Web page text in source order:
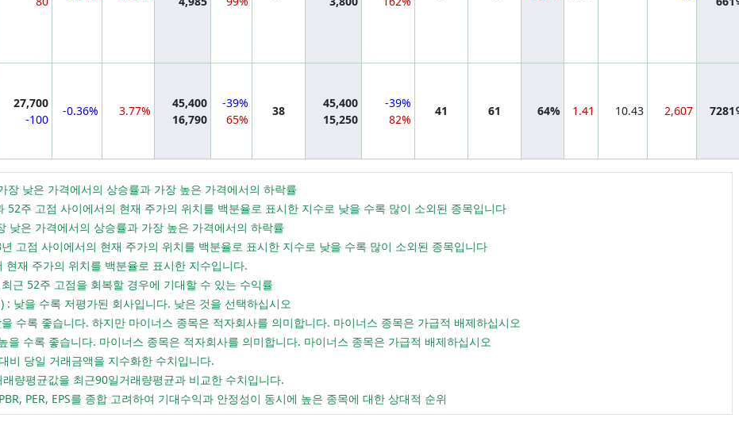
27,700
-100
-0.36% 3.77%
45,400
16,790
-39%
65%
38
45,400
15,250
-39%
82%
41 61 64% 1.41 10.43 2,607 7281
장 낮은 가격에서의 상승률과 가장 높은 가격에서의 하락률
52주 고점 사이에서의 현재 주가의 위치를 백분율로 표시한 지수로 낮을 수록 많이 소외된 종목입니다
낮은 가격에서의 상승률과 가장 높은 가격에서의 하락률
고점 사이에서의 현재 주가의 위치를 백분율로 표시한 지수로 낮을 수록 많이 소외된 종목입니다
재 주가의 위치를 백분율로 표시한 지수입니다.
근 52주 고점을 회복할 경우에 기대할 수 있는 수익률
: 낮을 수록 저평가된 회사입니다. 낮은 것을 선택하십시오
수록 좋습니다. 하지만 마이너스 종목은 적자회사를 의미합니다. 마이너스 종목은 가급적 배제하십시오
을 수록 좋습니다. 마이너스 종목은 적자회사를 의미합니다. 마이너스 종목은 가급적 배제하십시오
비 당일 거래금액을 지수화한 수치입니다.
량평균값을 최근90일거래량평균과 비교한 수치입니다.
PER, EPS를 종합 고려하여 기대수익과 안정성이 동시에 높은 종목에 대한 상대적 순위